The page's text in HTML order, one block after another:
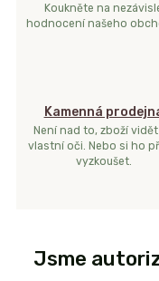
Koukněte na
hodnocení našeho
Kamenná
Není nad to, zboží
vlastní oči. Nebo si ho
vyzkoušet.
Jsme